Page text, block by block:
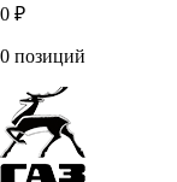
0 ₽
0 позиций